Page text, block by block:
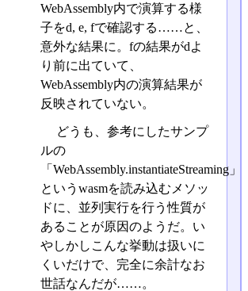
WebAssembly内で演算する様
子をd, e, fで確認する……と、
意外な結果に。fの結果がdよ
り前に出ていて、
WebAssembly内の演算結果が
反映されていない。
どうも、参考にしたサンプ
ルの
「WebAssembly.instantiateStreaming」
というwasmを読み込むメソッ
ドに、並列実行を行う性質が
あることが原因のようだ。い
やしかしこんな挙動は扱いに
くいだけで、完全に余計なお
世話なんだが……。